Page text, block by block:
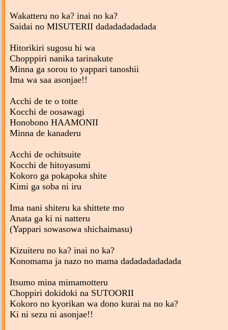
Wakatteru no ka? inai no ka?
Saidai no MISUTERII dadadadadadada
Hitorikiri sugosu hi wa
Chopppiri nanika tarinakute
Minna ga sorou to yappari tanoshii
Ima wa saa asonjae!!
Acchi de te o totte
Kocchi de oosawagi
Honobono HAAMONII
Minna de kanaderu
Acchi de ochitsuite
Kocchi de hitoyasumi
Kokoro ga pokapoka shite
Kimi ga soba ni iru
Ima nani shiteru ka shittete mo
Anata ga ki ni natteru
(Yappari sowasowa shichaimasu)
Kizuiteru no ka? inai no ka?
Konomama ja nazo no mama dadadadadadada
Itsumo mina mimamotteru
Choppiri dokidoki na SUTOORII
Kokoro no kyorikan wa dono kurai na no ka?
Ki ni sezu ni asonjae!!